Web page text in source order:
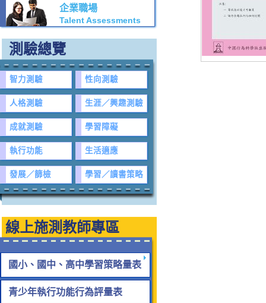
企業職場
Talent Assessments
測驗總覽
智力測驗 性向測驗
人格測驗 生涯／興趣測驗
成就測驗 學習障礙
執行功能 生活適應
發展／篩檢 學習／讀書策略
線上施測教師專區
國小、國中、高中學習策略量表
青少年執行功能行為評量表